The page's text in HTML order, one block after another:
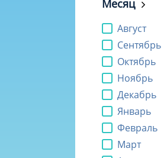
Месяц
Август
Сентябрь
Октябрь
Ноябрь
Декабрь
Январь
Февраль
Март